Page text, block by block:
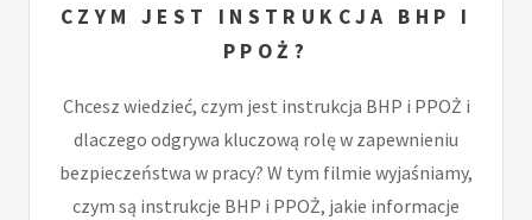
CZYM JEST INSTRUKCJA BHP I
PPOŻ?
Chcesz wiedzieć, czym jest instrukcja BHP i PPOŻ i
dlaczego odgrywa kluczową rolę w zapewnieniu
bezpieczeństwa w pracy? W tym filmie wyjaśniamy,
czym są instrukcje BHP i PPOŻ, jakie informacje